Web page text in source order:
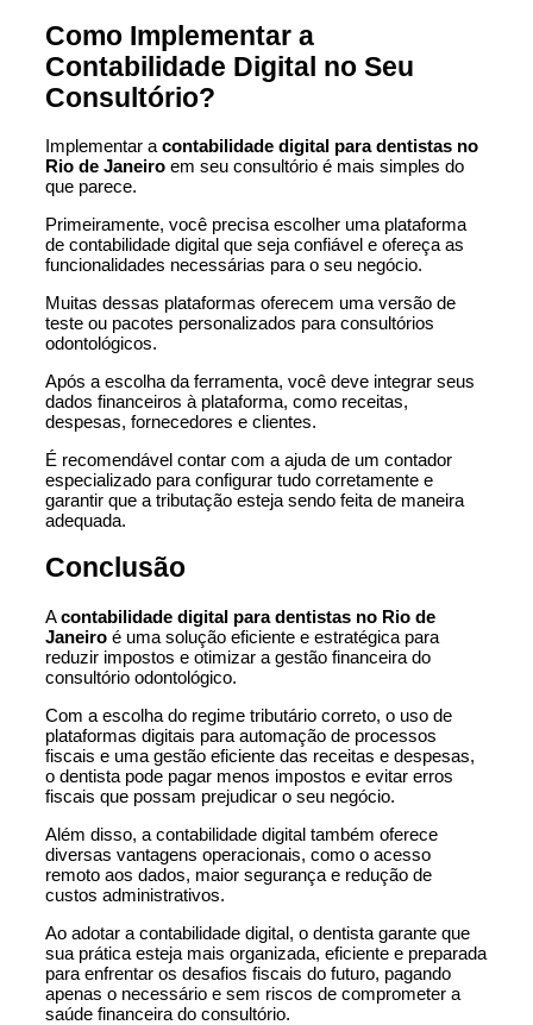
Como Implementar a
Contabilidade Digital no Seu
Consultório?
Implementar a contabilidade digital para dentistas no
Rio de Janeiro em seu consultório é mais simples do
que parece.
Primeiramente, você precisa escolher uma plataforma
de contabilidade digital que seja confiável e ofereça as
funcionalidades necessárias para o seu negócio.
Muitas dessas plataformas oferecem uma versão de
teste ou pacotes personalizados para consultórios
odontológicos.
Após a escolha da ferramenta, você deve integrar seus
dados financeiros à plataforma, como receitas,
despesas, fornecedores e clientes.
É recomendável contar com a ajuda de um contador
especializado para configurar tudo corretamente e
garantir que a tributação esteja sendo feita de maneira
adequada.
Conclusão
Acontabilidade digital para dentistas no Rio de
Janeiro é uma solução eficiente e estratégica para
reduzir impostos e otimizar a gestão financeira do
consultório odontológico.
Com a escolha do regime tributário correto, o uso de
plataformas digitais para automação de processos
fiscais e uma gestão eficiente das receitas e despesas,
o dentista pode pagar menos impostos e evitar erros
fiscais que possam prejudicar o seu negócio.
Além disso, a contabilidade digital também oferece
diversas vantagens operacionais, como o acesso
remoto aos dados, maior segurança e redução de
custos administrativos.
Ao adotar a contabilidade digital, o dentista garante que
sua prática esteja mais organizada, eficiente e preparada
para enfrentar os desafios fiscais do futuro, pagando
apenas o necessário e sem riscos de comprometer a
saúde financeira do consultório.